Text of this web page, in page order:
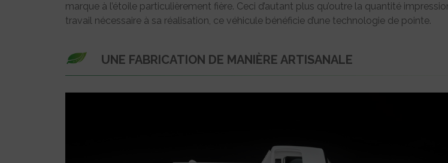
marque à l’étoile particulièrement fière. Ceci d’autant plus qu’outre la quantité
travail nécessaire à sa réalisation, ce véhicule bénéficie d’une technologie de pointe.
UNE FABRICATION DE MANIÈRE ARTISANALE